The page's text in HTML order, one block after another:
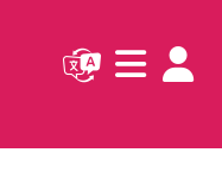
pagina)
Navigatie